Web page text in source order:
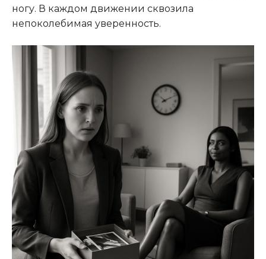
ногу. В каждом движении сквозила
непоколебимая уверенность.